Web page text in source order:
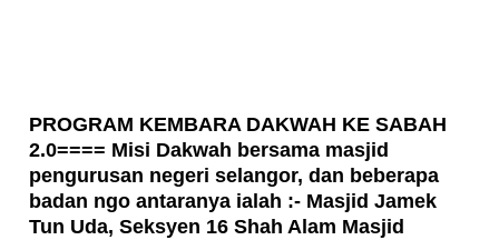
PROGRAM KEMBARA DAKWAH KE SABAH
2.0==== Misi Dakwah bersama masjid
pengurusan negeri selangor, dan beberapa
badan ngo antaranya ialah :- Masjid Jamek
Tun Uda, Seksyen 16 Shah Alam Masjid